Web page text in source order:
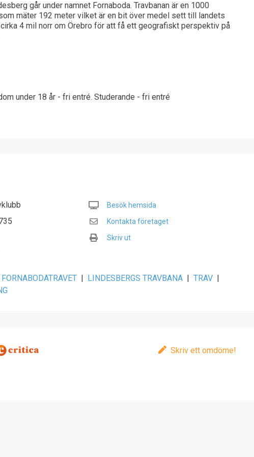
går under namnet Fornaboda. Travbanan är en 1000
mäter 192 meter vilket är en bit över medel sett till landets
4 mil norr om Örebro för att få ett geografiskt perspektiv på
under 18 år - fri entré. Studerande - fri entré
Besök hemsida
Kontakta företaget
Skriv ut
FORNABODATRAVET | LINDESBERGS TRAVBANA | TRAV |
Skriv ett omdöme!